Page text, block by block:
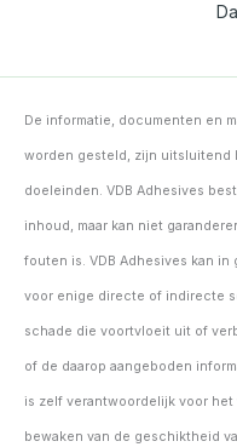
De informatie, documenten en
worden gesteld, zijn uitsluitend
doeleinden. VDB Adhesives
inhoud, maar kan niet
fouten is. VDB Adhesives kan
voor enige directe of indirecte
schade die voortvloeit uit of
of de daarop aangeboden
is zelf verantwoordelijk voor
bewaken van de geschiktheid